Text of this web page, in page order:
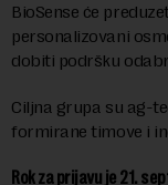
BioSense će
personalizovani
dobiti podršku
Ciljna grupa su ag-
formirane timove i
Rok za prijavu je 21.